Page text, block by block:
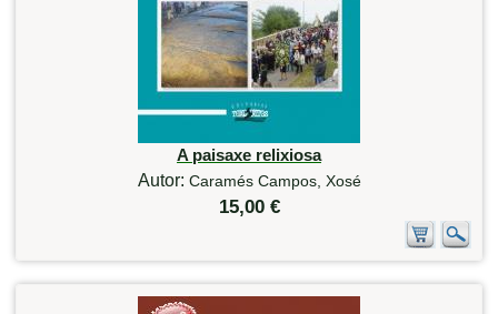
A paisaxe relixiosa
Autor: Caramés Campos, Xosé
15,00 €